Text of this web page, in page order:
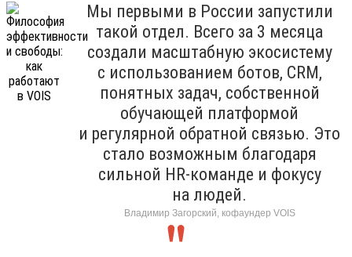
Мы первыми в России запустили
такой отдел. Всего за 3 месяца
создали масштабную экосистему
с использованием ботов, CRM,
понятных задач, собственной
обучающей платформой
и регулярной обратной связью. Это
стало возможным благодаря
сильной HR-команде и фокусу
на людей.
Владимир Загорский, кофаундер VOIS